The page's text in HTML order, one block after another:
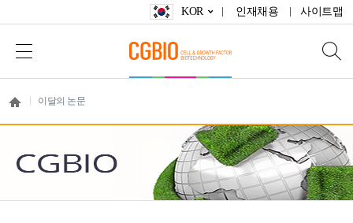
KOR 인재채용 사이트맵
이달의 논문